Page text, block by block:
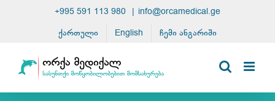
+995 591 113 980 | info@orcamedical.ge
ქართული
English ჩემი ანგარიში